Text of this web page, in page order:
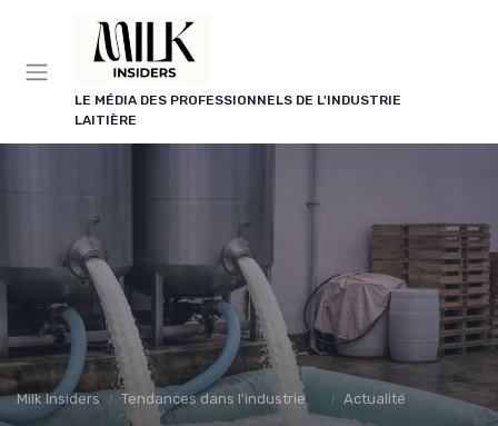
LE MÉDIA DES PROFESSIONNELS DE L'INDUSTRIE
LAITIÈRE
Milk Insiders Tendances dans l'industrie des produits laitiers Actualité